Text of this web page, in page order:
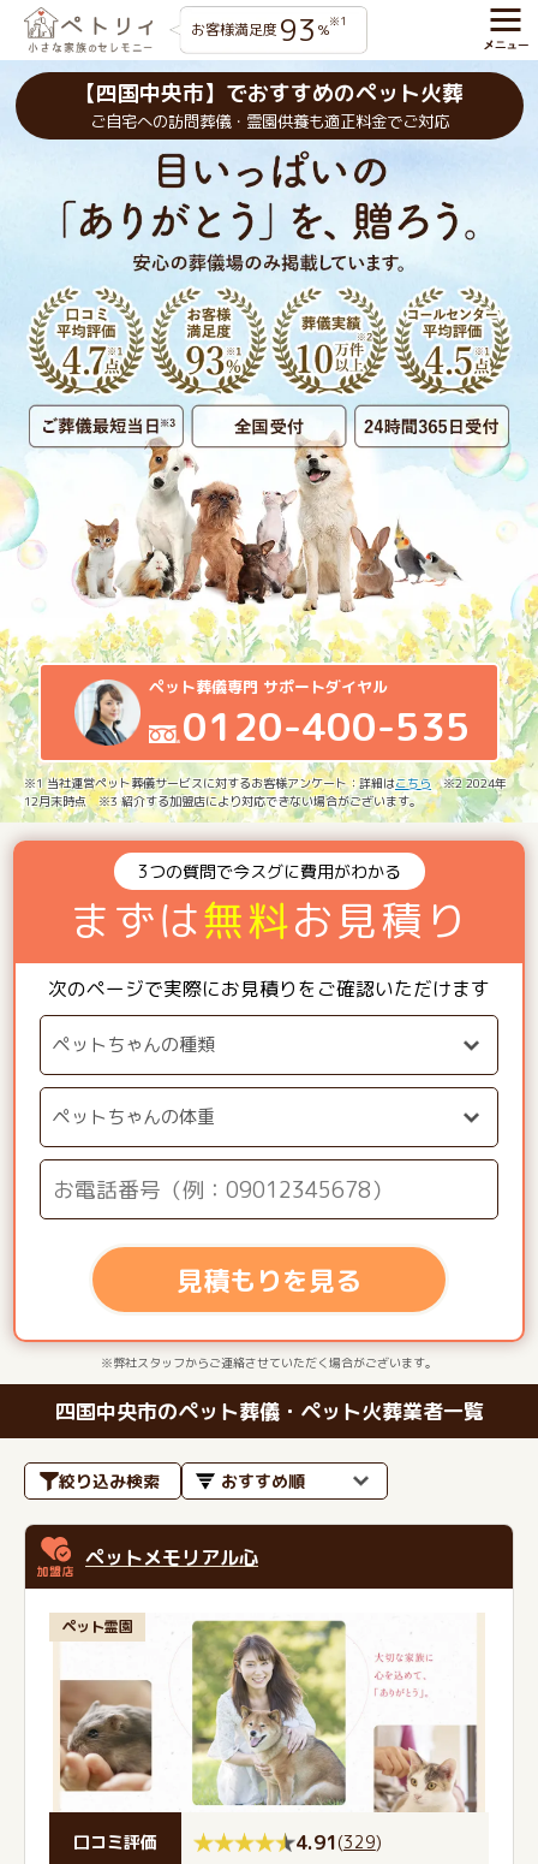
お客様満足度 93 %※1
【四国中央市】でおすすめのペット火葬
ご自宅への訪問葬儀・霊園供養も適正料金でご対応
ペット葬儀専門 サポートダイヤル
0120-400-535
※1 当社運営ペット葬儀サービスに対するお客様アンケート：詳細はこちら ※2 2024年
12月末時点 ※3 紹介する加盟店により対応できない場合がございます。
3つの質問で今スグに費用がわかる
まずは無料お見積り
次のページで実際にお見積りをご確認いただけます
見積もりを見る
※弊社スタッフからご連絡させていただく場合がございます。
四国中央市のペット葬儀・ペット火葬業者一覧
絞り込み検索
ペットメモリアル心
ペット霊園
口コミ評価 4.91(329)